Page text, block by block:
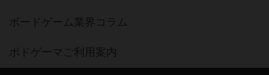
ボードゲーム業界コラム
ボドゲーマご利用案内